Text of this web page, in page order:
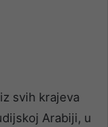
svih krajeva
Arabiji, u